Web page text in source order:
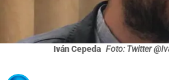
Iván Cepeda Foto: Twitter